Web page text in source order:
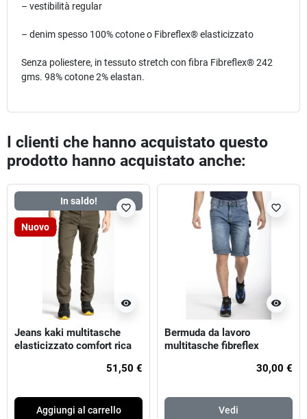
– vestibilità regular
– denim spesso 100% cotone o Fibreflex® elasticizzato
Senza poliestere, in tessuto stretch con fibra Fibreflex® 242
gms. 98% cotone 2% elastan.
I clienti che hanno acquistato questo
prodotto hanno acquistato anche:
In saldo!
Nuovo
visibility
favorite_border
Jeans kaki multitasche
elasticizzato comfort rica
51,50 €
Aggiungi al carrello
visibility
favorite_border
Bermuda da lavoro
multitasche fibreflex
30,00 €
Vedi